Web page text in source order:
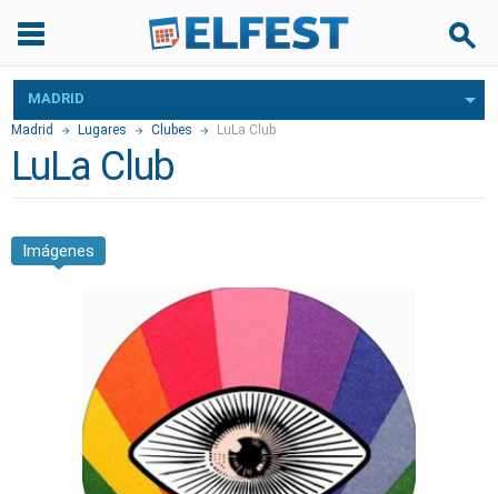
MADRID
Madrid Lugares Clubes LuLa Club
LuLa Club
Imágenes